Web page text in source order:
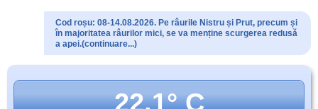
Cod roșu: 08-14.08.2026. Pe râurile Nistru și Prut, precum și
în majoritatea râurilor mici, se va menține scurgerea redusă
a apei.(continuare...)
22.1° C